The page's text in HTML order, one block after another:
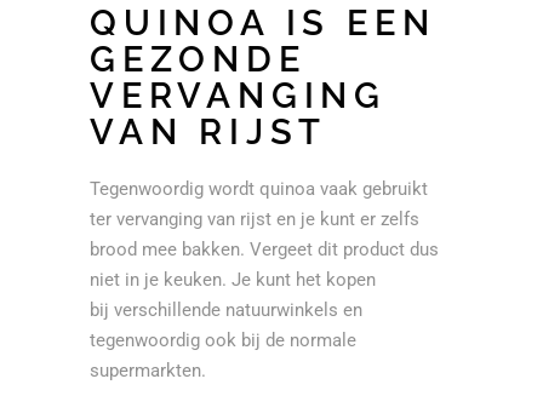
QUINOA IS EEN
GEZONDE
VERVANGING
VAN RIJST
Tegenwoordig wordt quinoa vaak gebruikt
ter vervanging van rijst en je kunt er zelfs
brood mee bakken. Vergeet dit product dus
niet in je keuken. Je kunt het kopen
bij verschillende natuurwinkels en
tegenwoordig ook bij de normale
supermarkten.